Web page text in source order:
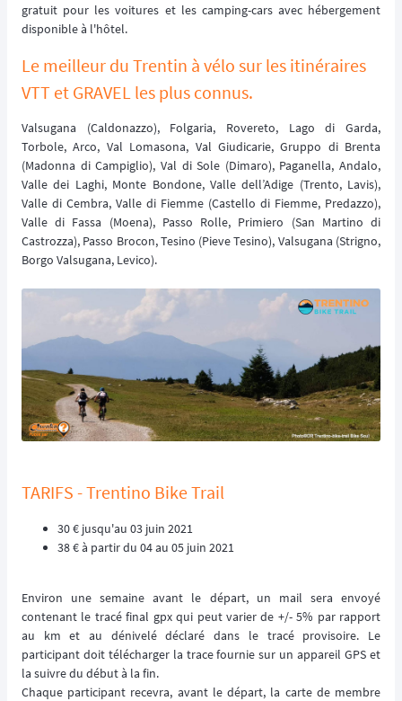
gratuit pour les voitures et les camping-cars avec hébergement
disponible à l'hôtel.
Le meilleur du Trentin à vélo sur les itinéraires
VTT et GRAVEL les plus connus.
Valsugana (Caldonazzo), Folgaria, Rovereto, Lago di Garda,
Torbole, Arco, Val Lomasona, Val Giudicarie, Gruppo di Brenta
(Madonna di Campiglio), Val di Sole (Dimaro), Paganella, Andalo,
Valle dei Laghi, Monte Bondone, Valle dell’Adige (Trento, Lavis),
Valle di Cembra, Valle di Fiemme (Castello di Fiemme, Predazzo),
Valle di Fassa (Moena), Passo Rolle, Primiero (San Martino di
Castrozza), Passo Brocon, Tesino (Pieve Tesino), Valsugana (Strigno,
Borgo Valsugana, Levico).
TARIFS - Trentino Bike Trail
30 € jusqu'au 03 juin 2021
38 € à partir du 04 au 05 juin 2021
Environ une semaine avant le départ, un mail sera envoyé
contenant le tracé final gpx qui peut varier de +/- 5% par rapport
au km et au dénivelé déclaré dans le tracé provisoire. Le
participant doit télécharger la trace fournie sur un appareil GPS et
la suivre du début à la fin.
Chaque participant recevra, avant le départ, la carte de membre